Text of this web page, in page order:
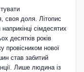
своя доля. Літопис
сімдесятих
десятків років
провісником нової
став забитий
Лише людина із